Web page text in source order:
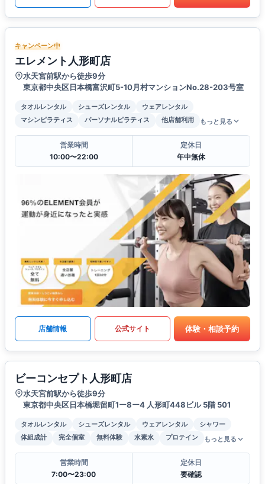
キャンペーン中
エレメント人形町店
水天宮前駅から徒歩9分
東京都中央区日本橋富沢町5-10月村マンションNo.28-203号室
タオルレンタル シューズレンタル
ウェアレンタル
マシンピラティス
パーソナルピラティス 他店舗利用 もっと見る
営業時間
10:00〜22:00
定休日
年中無休
店舗情報 公式サイト 体験・相談予約
ビーコンセプト人形町店
水天宮前駅から徒歩9分
東京都中央区日本橋堀留町1ー8ー4 人形町448ビル 5階 501
タオルレンタル シューズレンタル ウェアレンタル
シャワー
体組成計
完全個室 無料体験 水素水 プロテイン もっと見る
営業時間
7:00〜23:00
定休日
要確認